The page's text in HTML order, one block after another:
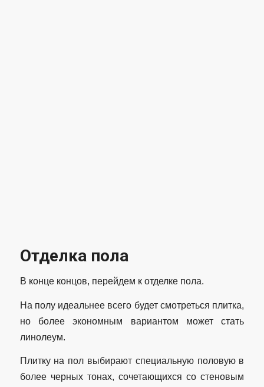
Отделка пола
В конце концов, перейдем к отделке пола.
На полу идеальнее всего будет смотреться плитка,
но более экономным вариантом может стать
линолеум.
Плитку на пол выбирают специальную половую в
более черных тонах, сочетающихся со стеновым